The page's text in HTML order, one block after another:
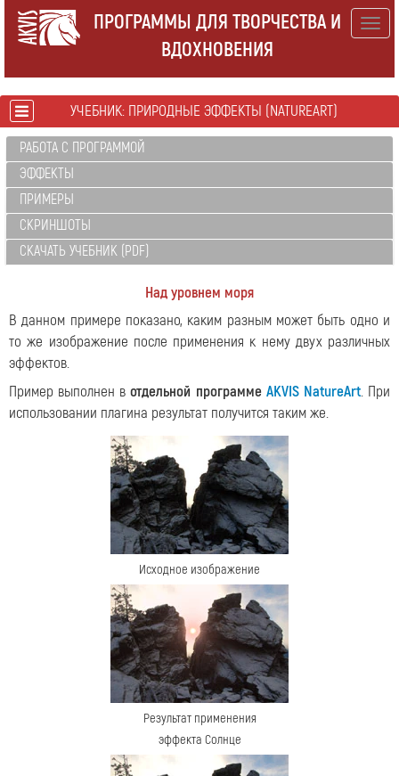
ПРОГРАММЫ ДЛЯ ТВОРЧЕСТВА И
ВДОХНОВЕНИЯ
УЧЕБНИК: ПРИРОДНЫЕ ЭФФЕКТЫ (NATUREART)
РАБОТА С ПРОГРАММОЙ
ЭФФЕКТЫ
ПРИМЕРЫ
СКРИНШОТЫ
СКАЧАТЬ УЧЕБНИК (PDF)
Над уровнем моря
В данном примере показано, каким разным может быть одно и
то же изображение после применения к нему двух различных
эффектов.
Пример выполнен вотдельной программе AKVIS NatureArt. При
использовании плагина результат получится таким же.
Исходное изображение
Результат применения
эффекта Солнце